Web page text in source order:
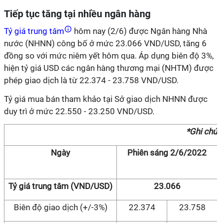
Tiếp tục tăng tại nhiều ngân hàng
Tỷ giá trung tâm
hôm nay (2/6) được Ngân hàng Nhà
nước (NHNN) công bố ở mức 23.066 VND/USD, tăng 6
đồng so với mức niêm yết hôm qua. Áp dụng biên độ 3%,
hiện tỷ giá USD các ngân hàng thương mại (NHTM) được
phép giao dịch là từ 22.374 - 23.758 VND/USD.
Tỷ giá mua bán tham khảo tại Sở giao dịch NHNN được
duy trì ở mức 22.550 - 23.250 VND/USD.
*Ghi
Ngày Phiên sáng 2/6/2022
Tỷ giá trung tâm (VND/USD) 23.066
Biên độ giao dịch (+/-3%) 22.374 23.758